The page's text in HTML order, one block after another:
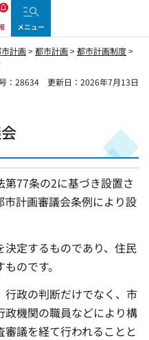
メニュー
計画>都市計画>都市計画制度>
：28634
更新日：2026年7月13日
77条の2に基づき設置さ
計画審議会条例により設
定するものであり、住民
のです。
行政の判断だけでなく、市
政機関の職員などにより構
議を経て行われることと